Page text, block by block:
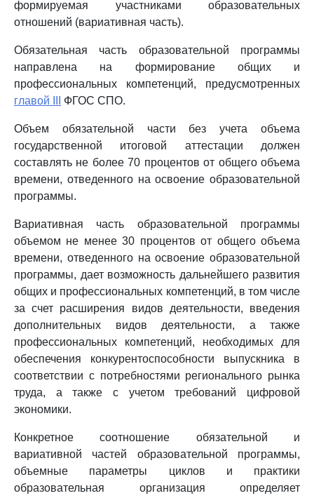
формируемая участниками образовательных
отношений (вариативная часть).
Обязательная часть образовательной программы
направлена на формирование общих и
профессиональных компетенций, предусмотренных
главой III
ФГОС СПО.
Объем обязательной части без учета объема
государственной итоговой аттестации должен
составлять не более 70 процентов от общего объема
времени, отведенного на освоение образовательной
программы.
Вариативная часть образовательной программы
объемом не менее 30 процентов от общего объема
времени, отведенного на освоение образовательной
программы, дает возможность дальнейшего развития
общих и профессиональных компетенций, в том числе
за счет расширения видов деятельности, введения
дополнительных видов деятельности, а также
профессиональных компетенций, необходимых для
обеспечения конкурентоспособности выпускника в
соответствии с потребностями регионального рынка
труда, а также с учетом требований цифровой
экономики.
Конкретное соотношение обязательной и
вариативной частей образовательной программы,
объемные параметры циклов и практики
образовательная организация определяет